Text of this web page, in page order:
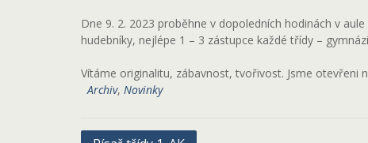
Dne 9. 2. 2023 proběhne v dopoledních hodinách v
hudebníky, nejlépe 1 – 3 zástupce každé třídy –
Vítáme originalitu, zábavnost, tvořivost. Jsme otevřeni
Archiv, Novinky